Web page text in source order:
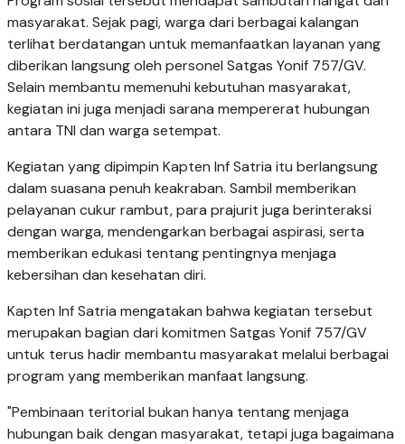
masyarakat. Sejak pagi, warga dari berbagai kalangan
terlihat berdatangan untuk memanfaatkan layanan yang
diberikan langsung oleh personel Satgas Yonif 757/GV.
Selain membantu memenuhi kebutuhan masyarakat,
kegiatan ini juga menjadi sarana mempererat hubungan
antara TNI dan warga setempat.
Kegiatan yang dipimpin Kapten Inf Satria itu berlangsung
dalam suasana penuh keakraban. Sambil memberikan
pelayanan cukur rambut, para prajurit juga berinteraksi
dengan warga, mendengarkan berbagai aspirasi, serta
memberikan edukasi tentang pentingnya menjaga
kebersihan dan kesehatan diri.
Kapten Inf Satria mengatakan bahwa kegiatan tersebut
merupakan bagian dari komitmen Satgas Yonif 757/GV
untuk terus hadir membantu masyarakat melalui berbagai
program yang memberikan manfaat langsung.
"Pembinaan teritorial bukan hanya tentang menjaga
hubungan baik dengan masyarakat, tetapi juga bagaimana